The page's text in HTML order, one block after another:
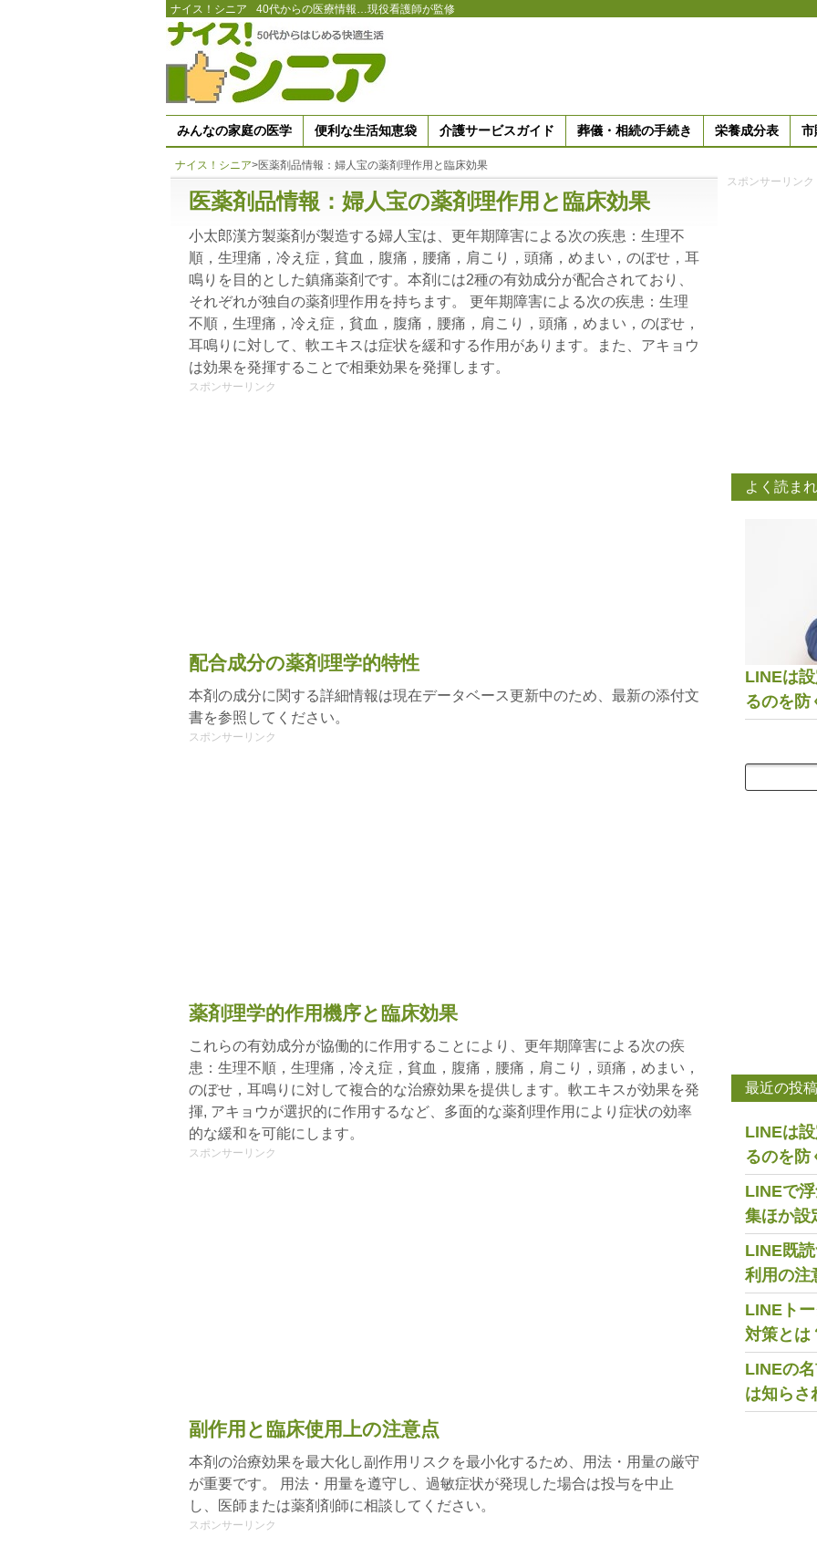
ナイス！シニア 40代からの医療情報…現役看護師が監修
みんなの家庭の医学 便利な生活知恵袋 介護サービスガイド 葬儀・相続の手続き 栄養成分表 市
ナイス！シニア>医薬剤品情報：婦人宝の薬剤理作用と臨床効果
医薬剤品情報：婦人宝の薬剤理作用と臨床効果
小太郎漢方製薬剤が製造する婦人宝は、更年期障害による次の疾患：生理不
順，生理痛，冷え症，貧血，腹痛，腰痛，肩こり，頭痛，めまい，のぼせ，耳
鳴りを目的とした鎮痛薬剤です。本剤には2種の有効成分が配合されており、
それぞれが独自の薬剤理作用を持ちます。 更年期障害による次の疾患：生理
不順，生理痛，冷え症，貧血，腹痛，腰痛，肩こり，頭痛，めまい，のぼせ，
耳鳴りに対して、軟エキスは症状を緩和する作用があります。また、アキョウ
は効果を発揮することで相乗効果を発揮します。
スポンサーリンク
配合成分の薬剤理学的特性
本剤の成分に関する詳細情報は現在データベース更新中のため、最新の添付文
書を参照してください。
スポンサーリンク
薬剤理学的作用機序と臨床効果
これらの有効成分が協働的に作用することにより、更年期障害による次の疾
患：生理不順，生理痛，冷え症，貧血，腹痛，腰痛，肩こり，頭痛，めまい，
のぼせ，耳鳴りに対して複合的な治療効果を提供します。軟エキスが効果を発
揮, アキョウが選択的に作用するなど、多面的な薬剤理作用により症状の効率
的な緩和を可能にします。
スポンサーリンク
副作用と臨床使用上の注意点
本剤の治療効果を最大化し副作用リスクを最小化するため、用法・用量の厳守
が重要です。 用法・用量を遵守し、過敏症状が発現した場合は投与を中止
し、医師または薬剤剤師に相談してください。
スポンサーリンク
スポンサーリンク
よく読ま
LINEは
るのを防
最近の投稿
LINEは
るのを防
LINEで
集ほか設
LINE既
利用の注
LINEト
対策とは
LINEの
は知らさ